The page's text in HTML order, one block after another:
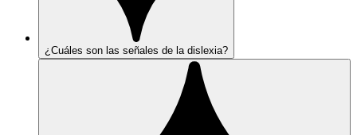
¿Cuáles son las señales de la dislexia?